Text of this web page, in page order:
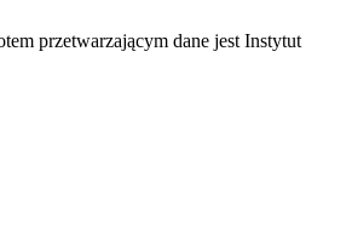
przetwarzającym dane jest Instytut